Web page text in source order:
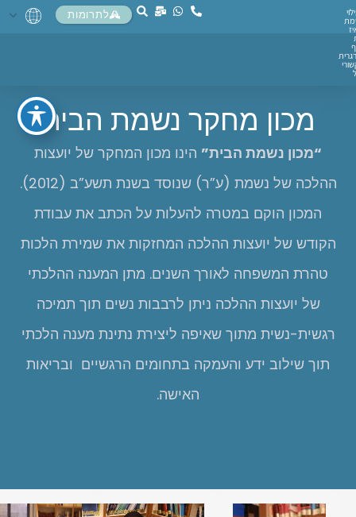
לתרומות
מכון מחקר נשמת הבית
“מכון נשמת הבית” הינו מכון המחקר של יועצות
ההלכה של נשמת (ע”ר) שנוסד בשנת תשע”ב (2012).
המכון הוקם במטרה להעלות על הכתב את עבודת
הקודש של יועצות ההלכה המחזקות את שמירת הלכות
טהרת המשפחה לאורך השנים. מתן המענה ההלכתי
של יועצות ההלכה ניתן לרבבות נשים תוך תמיכה
רגשית-נשית מתוך שאיפה ליצירת נתינת מענה הלכתי
תוך שילוב ידע והעמקה בתחומים הרגשיים ובריאות
האישה.